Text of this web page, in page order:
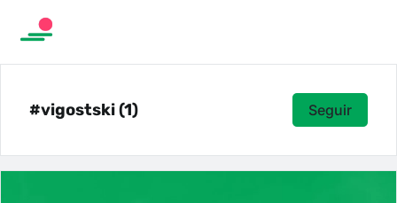
#vigostski (1) Seguir